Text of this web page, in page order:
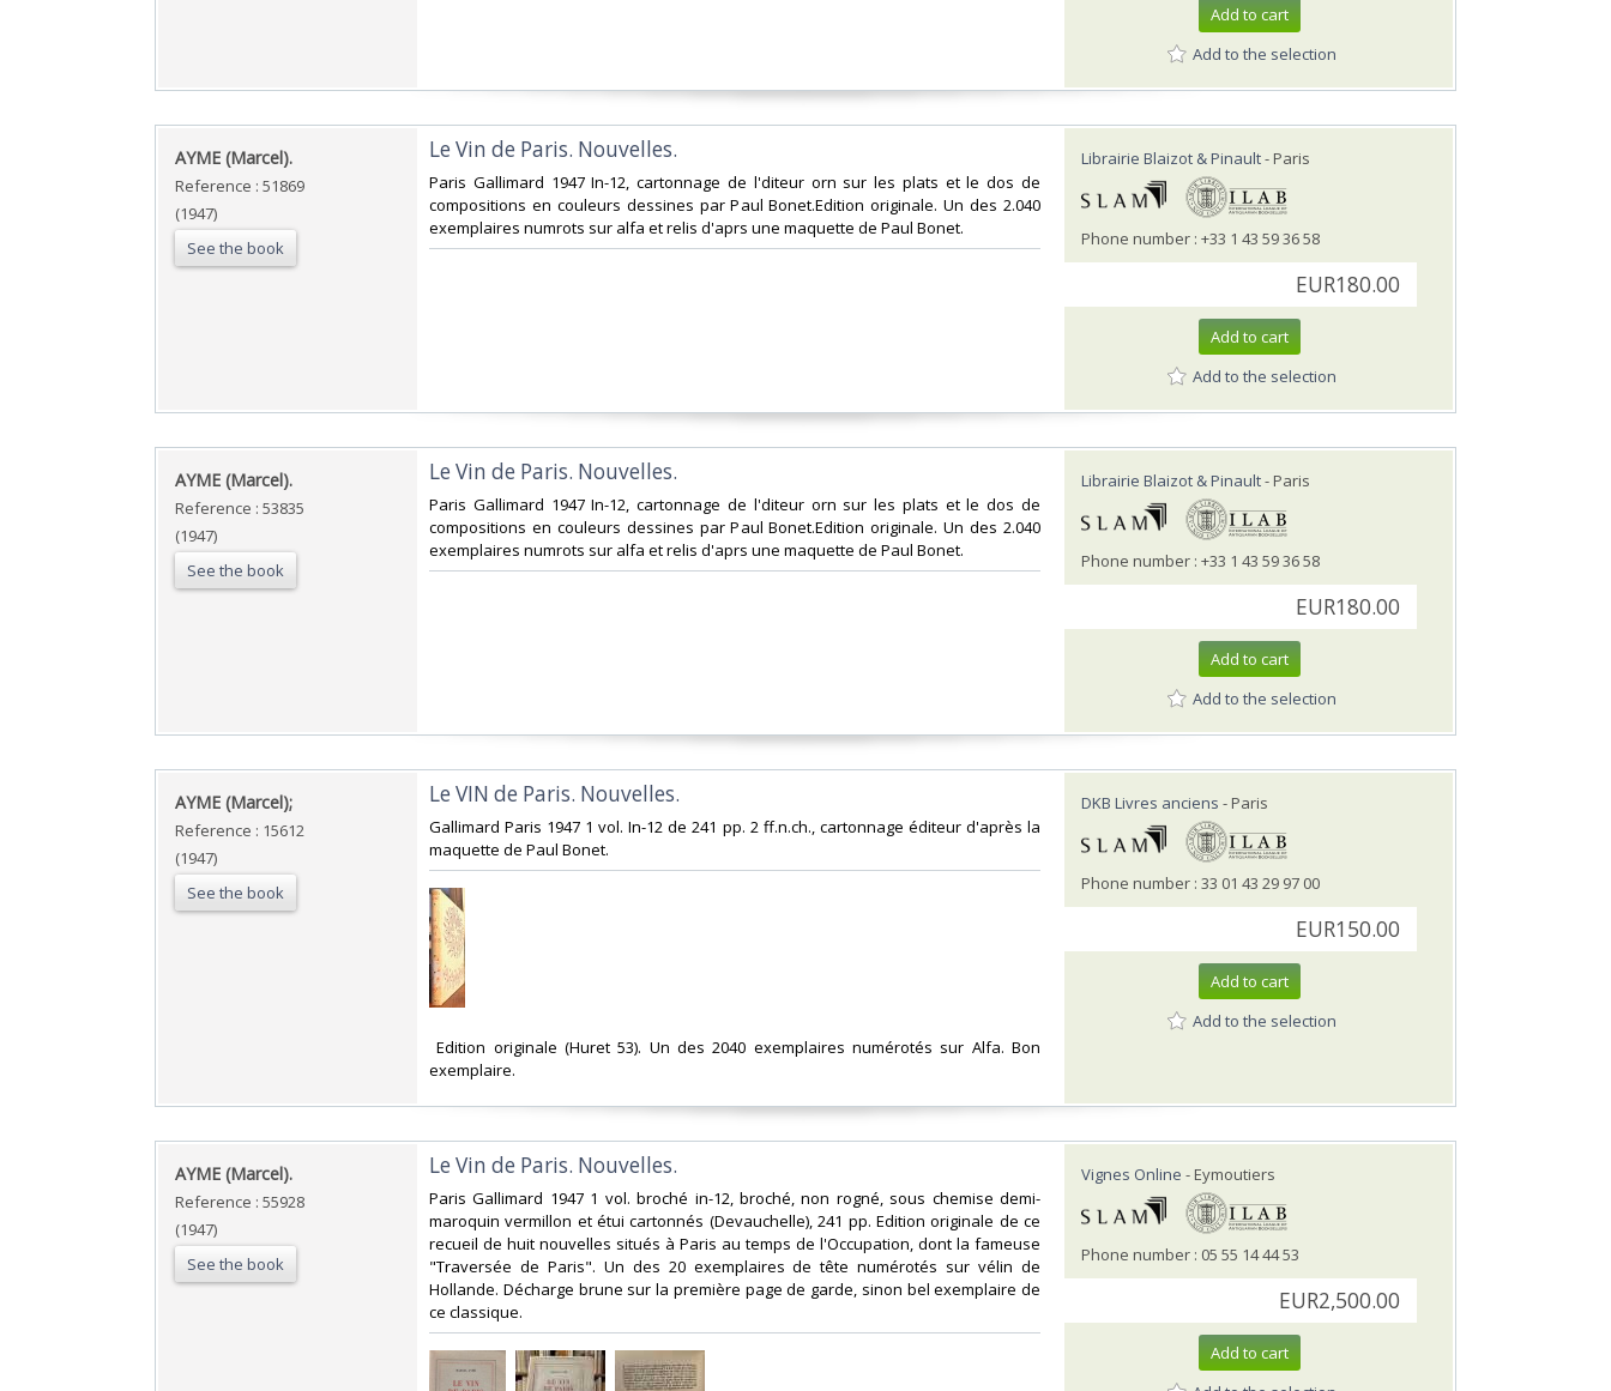
Add to cart
Add to the selection
‎AYME (Marcel).‎
Reference : 51869
(1947)
See the book
‎Le Vin de Paris. Nouvelles.‎
‎Paris Gallimard 1947 In-12, cartonnage de l'diteur orn sur les plats et le dos de
compositions en couleurs dessines par Paul Bonet.Edition originale. Un des 2.040
exemplaires numrots sur alfa et relis d'aprs une maquette de Paul Bonet.‎
Librairie Blaizot & Pinault- Paris
Phone number : +33 1 43 59 36 58
EUR180.00
Add to cart
Add to the selection
‎AYME (Marcel).‎
Reference : 53835
(1947)
See the book
‎Le Vin de Paris. Nouvelles.‎
‎Paris Gallimard 1947 In-12, cartonnage de l'diteur orn sur les plats et le dos de
compositions en couleurs dessines par Paul Bonet.Edition originale. Un des 2.040
exemplaires numrots sur alfa et relis d'aprs une maquette de Paul Bonet.‎
Librairie Blaizot & Pinault- Paris
Phone number : +33 1 43 59 36 58
EUR180.00
Add to cart
Add to the selection
‎AYME (Marcel);‎
Reference : 15612
(1947)
See the book
‎Le VIN de Paris. Nouvelles.‎
‎Gallimard Paris 1947 1 vol. In-12 de 241 pp. 2 ff.n.ch., cartonnage éditeur d'après la
maquette de Paul Bonet.‎
‎ Edition originale (Huret 53). Un des 2040 exemplaires numérotés sur Alfa. Bon
exemplaire.‎
DKB Livres anciens - Paris
Phone number : 33 01 43 29 97 00
EUR150.00
Add to cart
Add to the selection
‎AYME (Marcel).‎
Reference : 55928
(1947)
See the book
‎Le Vin de Paris. Nouvelles.‎
‎Paris Gallimard 1947 1 vol. broché in-12, broché, non rogné, sous chemise demi-
maroquin vermillon et étui cartonnés (Devauchelle), 241 pp. Edition originale de ce
recueil de huit nouvelles situés à Paris au temps de l'Occupation, dont la fameuse
"Traversée de Paris". Un des 20 exemplaires de tête numérotés sur vélin de
Hollande. Décharge brune sur la première page de garde, sinon bel exemplaire de
ce classique.‎
Vignes Online - Eymoutiers
Phone number : 05 55 14 44 53
EUR2,500.00
Add to cart